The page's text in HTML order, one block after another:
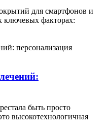
для смартфонов и
ключевых факторах:
быть просто
высокотехнологичная